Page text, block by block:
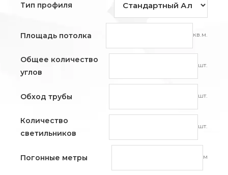
Тип профиля
Площадь потолка кв.м.
Общее количество
углов
шт.
Обход трубы шт.
Количество
светильников
шт.
Погонные метры м